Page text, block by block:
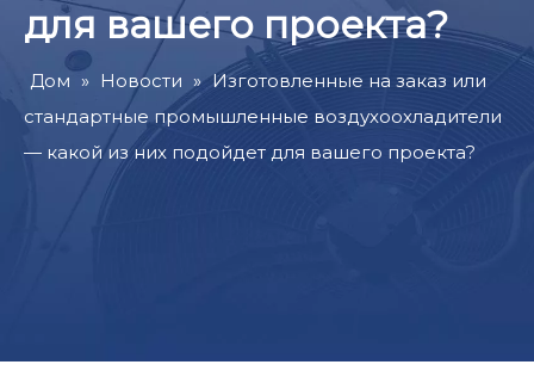
для вашего проекта?
Дом » Новости » Изготовленные на заказ или
стандартные промышленные воздухоохладители
— какой из них подойдет для вашего проекта?